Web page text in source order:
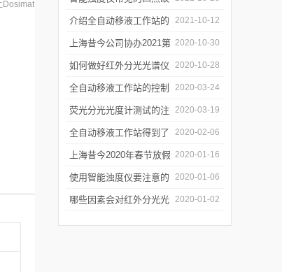
障
介绍全自动移液工作站的
三种移液方式
2021-10-12
上海昔今公司协办2021第
二届上海沪助科研圈发展
年会
2020-10-30
如何做好红外分光光谱仪
的防潮工作
2020-10-28
全自动移液工作站的控制
软件有哪些特点
2020-03-24
荧光分光光度计测试的注
意事项有哪些
2020-03-19
全自动移液工作站得到了
广泛的应用
2020-02-06
上海昔今2020年春节放假
通知
2020-01-16
使用智能浊度仪要注意的
几个要点
2020-01-06
哪些因素会对红外分光光 2020-01-02
Dosimat